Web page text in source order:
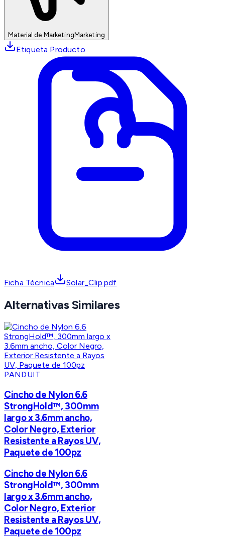
Material de MarketingMarketing
Etiqueta Producto
Ficha Técnica Solar_Clip.pdf
Alternativas Similares
PANDUIT
Cincho de Nylon 6.6
StrongHold™, 300mm
largo x 3.6mm ancho,
Color Negro, Exterior
Resistente a Rayos UV,
Paquete de 100pz
Cincho de Nylon 6.6
StrongHold™, 300mm
largo x 3.6mm ancho,
Color Negro, Exterior
Resistente a Rayos UV,
Paquete de 100pz